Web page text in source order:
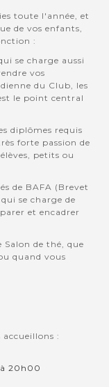
toute l'année, et
de vos enfants,
:
se charge aussi
vos
du Club, les
le point central
diplômes requis
forte passion de
petits ou
de BAFA (Brevet
se charge de
et encadrer
de thé, que
quand vous
accueillons :
à 20h00